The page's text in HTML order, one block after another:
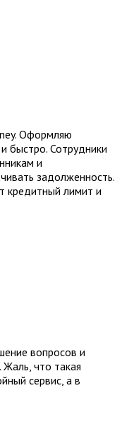
Оформляю
быстро. Сотрудники
и
задолженность.
кредитный лимит и
вопросов и
что такая
сервис, а в